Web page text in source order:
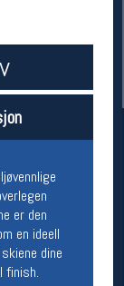
er den
en ideell
dine
finish.